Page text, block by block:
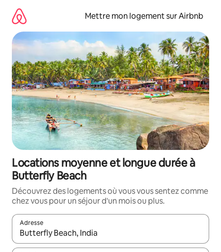
directement
contenu
Mettre mon logement sur Airbnb
Locations moyenne et longue durée à
Butterfly Beach
Découvrez des logements où vous vous sentez comme
chez vous pour un séjour d'un mois ou plus.
Adresse
Lorsque les résultats s'affichent, utilisez les flèches vers le